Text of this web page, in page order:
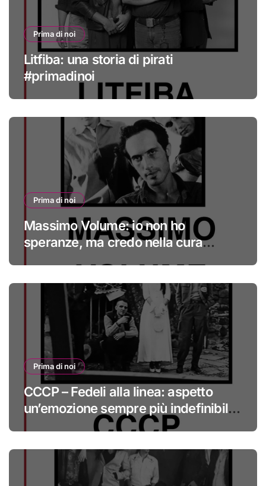
Prima di noi
Litfiba: una storia di pirati
#primadinoi
Prima di noi
Massimo Volume: io non ho
speranze, ma credo nella cura
Prima di noi
CCCP – Fedeli alla linea: aspetto
un’emozione sempre più indefinibile
#primadinoi